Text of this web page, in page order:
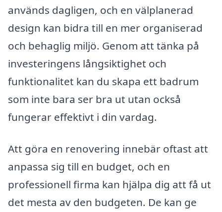
används dagligen, och en välplanerad
design kan bidra till en mer organiserad
och behaglig miljö. Genom att tänka på
investeringens långsiktighet och
funktionalitet kan du skapa ett badrum
som inte bara ser bra ut utan också
fungerar effektivt i din vardag.
Att göra en renovering innebär oftast att
anpassa sig till en budget, och en
professionell firma kan hjälpa dig att få ut
det mesta av den budgeten. De kan ge